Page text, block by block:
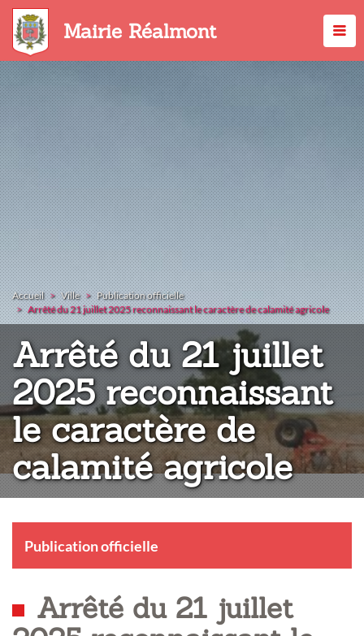
Aller
contenu
principal
Mairie Réalmont
Accueil Ville
Publication officielle
Arrêté du 21 juillet 2025 reconnaissant le caractère de calamité agricole
Arrêté du 21 juillet
2025 reconnaissant
le caractère de
calamité agricole
Publication officielle
Arrêté du 21 juillet